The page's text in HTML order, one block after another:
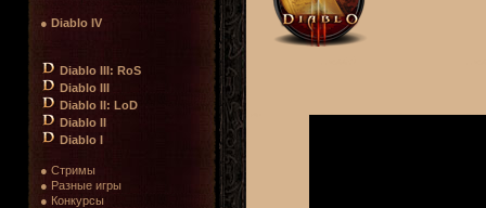
● Diablo IV
Diablo III: RoS
Diablo III
Diablo II: LoD
Diablo II
Diablo I
● Стримы
● Разные игры
● Конкурсы